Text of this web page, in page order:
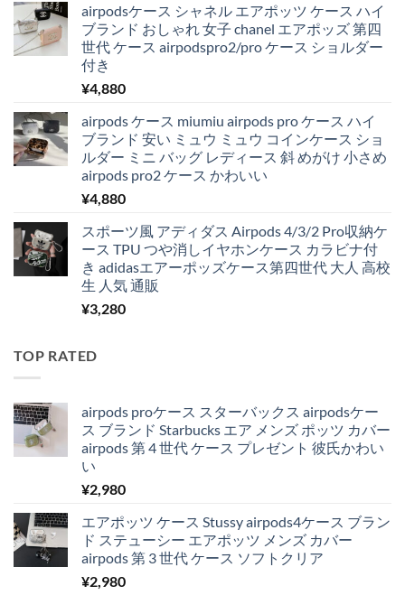
airpodsケース シャネル エアポッツ ケース ハイ
ブランド おしゃれ 女子 chanel エアポッズ 第四
世代 ケース airpodspro2/pro ケース ショルダー
付き
¥4,880
airpods ケース miumiu airpods pro ケース ハイ
ブランド 安い ミュウ ミュウ コインケース ショ
ルダー ミニ バッグ レディース 斜 めがけ 小さめ
airpods pro2 ケース かわいい
¥4,880
スポーツ風 アディダス Airpods 4/3/2 Pro収納ケ
ース TPU つや消しイヤホンケース カラビナ付
き adidasエアーポッズケース第四世代 大人 高校
生 人気 通販
¥3,280
TOP RATED
airpods proケース スターバックス airpodsケー
ス ブランド Starbucks エア メンズ ポッツ カバー
airpods 第 4 世代 ケース プレゼント 彼氏かわい
い
¥2,980
エアポッツ ケース Stussy airpods4ケース ブラン
ド ステューシー エアポッツ メンズ カバー
airpods 第 3 世代 ケース ソフトクリア
¥2,980